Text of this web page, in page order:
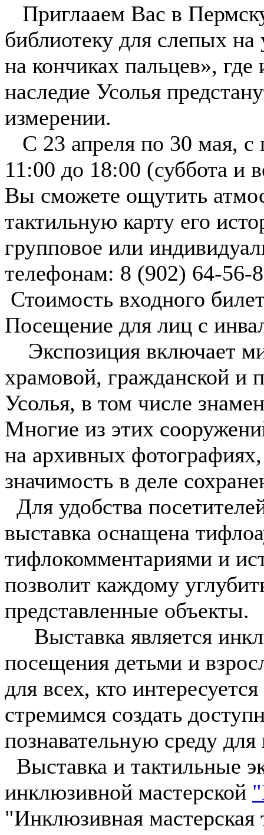
Приглааем Вас в
библиотеку для слепых
на кончиках пальцев», где
наследие Усолья
измерении.
С 23 апреля по 30 мая, с
11:00 до 18:00 (суббота и
Вы сможете ощутить
тактильную карту его
групповое или
телефонам: 8 (902) 64-56-
Стоимость входного
Посещение для лиц с
Экспозиция включает
храмовой, гражданской и
Усолья, в том числе
Многие из этих
на архивных
значимость в деле
Для удобства
выставка оснащена
тифлокомментариями и
позволит каждому
представленные объекты.
Выставка является
посещения детьми и
для всех, кто
стремимся создать
познавательную среду
Выставка и тактильные
инклюзивной мастерской
"Инклюзивная